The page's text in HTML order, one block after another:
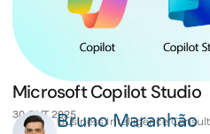
Microsoft Copilot Studio
30 OUT 2025Bruno Maranhão
Business Intelligence